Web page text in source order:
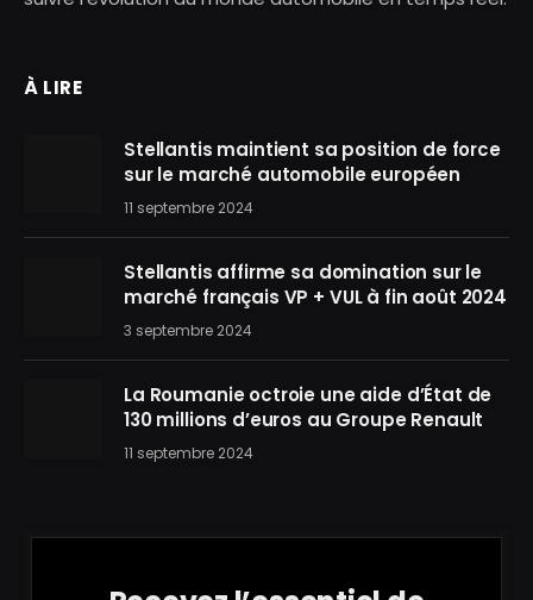
À LIRE
Stellantis maintient sa position de force
sur le marché automobile européen
11 septembre 2024
Stellantis affirme sa domination sur le
marché français VP + VUL à fin août 2024
3 septembre 2024
La Roumanie octroie une aide d’État de
130 millions d’euros au Groupe Renault
11 septembre 2024